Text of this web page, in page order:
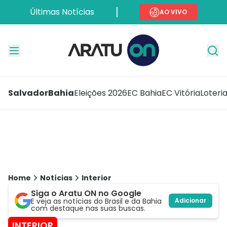
Últimas Notícias AO VIVO
SalvadorBahiaEleições 2026EC BahiaEC Vitória
Home Notícias Interior
Siga o Aratu ON no Google
E veja as notícias do Brasil e da Bahia
com destaque nas suas buscas.
Adicionar